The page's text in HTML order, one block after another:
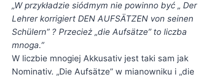
„W przykładzie siódmym nie powinno być „ Der
Lehrer korrigiert DEN AUFSÄTZEN von seinen
Schülern” ? Przecież „die Aufsätze” to liczba
mnoga.”
W liczbie mnogiej Akkusativ jest taki sam jak
Nominativ. „Die Aufsätze” w mianowniku i „die